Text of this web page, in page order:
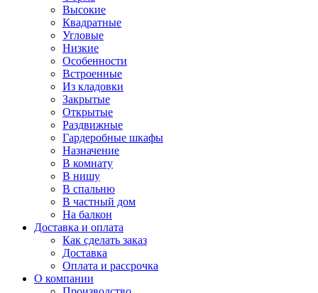
Высокие
Квадратные
Угловые
Низкие
Особенности
Встроенные
Из кладовки
Закрытые
Открытые
Раздвижные
Гардеробные шкафы
Назначение
В комнату
В нишу
В спальню
В частный дом
На балкон
Доставка и оплата
Как сделать заказ
Доставка
Оплата и рассрочка
О компании